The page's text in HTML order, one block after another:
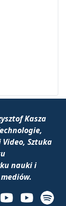
Kasza
Sztuka
nauki i